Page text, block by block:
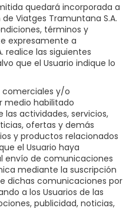
quedará incorporada a
Viatges Tramuntana S.A.​​
términos y
expresamente a
realice las siguientes
que el Usuario indique lo
comerciales y/o
medio habilitado
las actividades, servicios,
ofertas y demás
y productos relacionados
el Usuario haya
envío de comunicaciones
mediante la suscripción
dichas comunicaciones por
a los Usuarios de las
publicidad, noticias,